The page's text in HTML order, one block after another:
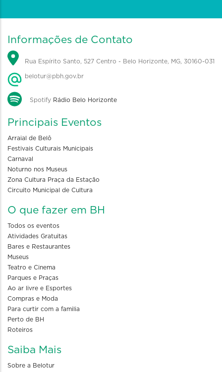
Informações de Contato
Rua Espírito Santo, 527 Centro - Belo Horizonte, MG, 30160-031
belotur@pbh.gov.br
Spotify Rádio Belo Horizonte
Principais Eventos
Arraial de Belô
Festivais Culturais Municipais
Carnaval
Noturno nos Museus
Zona Cultura Praça da Estação
Circuito Municipal de Cultura
O que fazer em BH
Todos os eventos
Atividades Gratuitas
Bares e Restaurantes
Museus
Teatro e Cinema
Parques e Praças
Ao ar livre e Esportes
Compras e Moda
Para curtir com a familia
Perto de BH
Roteiros
Saiba Mais
Sobre a Belotur